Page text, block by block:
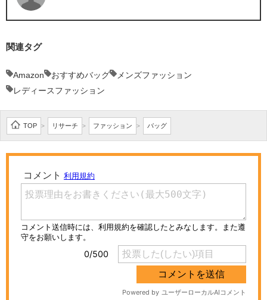
関連タグ
Amazon おすすめバッグ
メンズファッション
レディースファッション
TOP > リサーチ > ファッション > バッグ